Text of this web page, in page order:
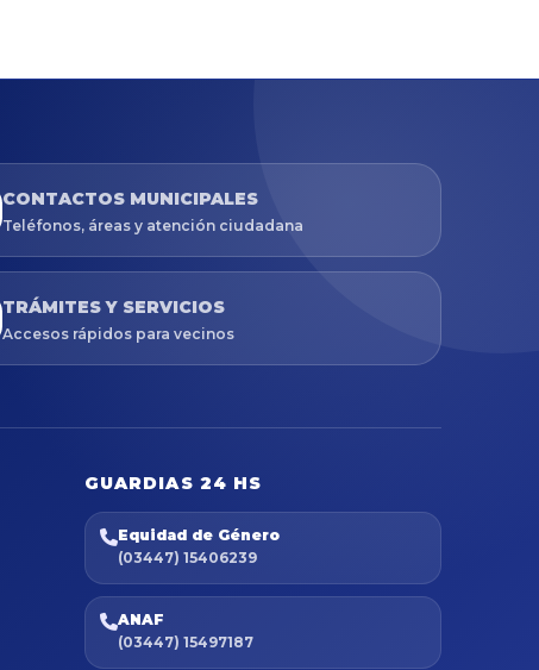
CONTACTOS MUNICIPALES
Teléfonos, áreas y atención ciudadana
TRÁMITES Y SERVICIOS
Accesos rápidos para vecinos
GUARDIAS 24 HS
Equidad de Género
(03447) 15406239
ANAF
(03447) 15497187